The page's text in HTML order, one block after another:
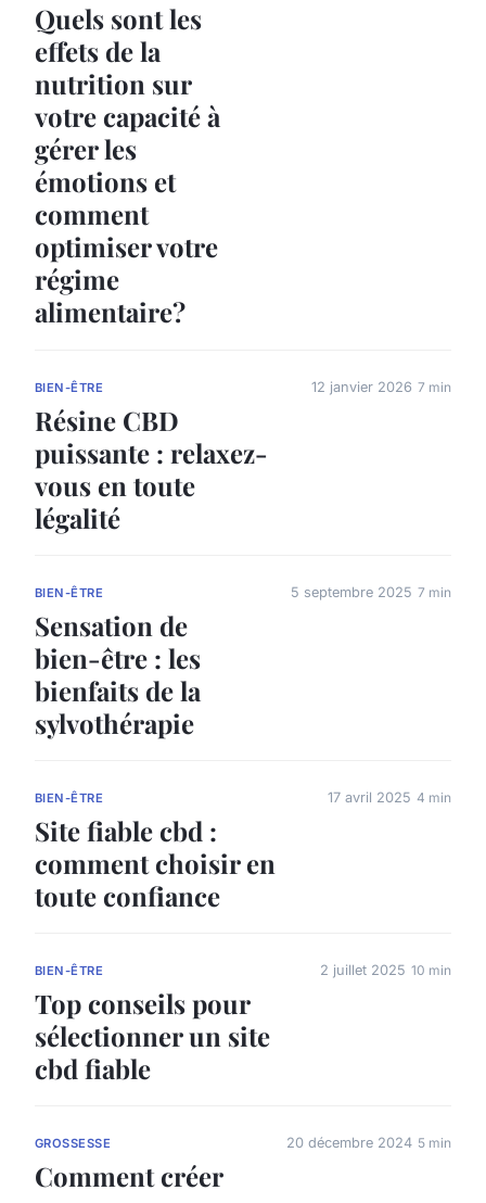
Quels sont les
effets de la
nutrition sur
votre capacité à
gérer les
émotions et
comment
optimiser votre
régime
alimentaire?
BIEN-ÊTRE
Résine CBD
puissante : relaxez-
vous en toute
légalité
12 janvier 2026 7 min
BIEN-ÊTRE
Sensation de
bien-être : les
bienfaits de la
sylvothérapie
5 septembre 2025 7 min
BIEN-ÊTRE
Site fiable cbd :
comment choisir en
toute confiance
17 avril 2025 4 min
BIEN-ÊTRE
Top conseils pour
sélectionner un site
cbd fiable
2 juillet 2025 10 min
GROSSESSE
Comment créer
20 décembre 2024 5 min